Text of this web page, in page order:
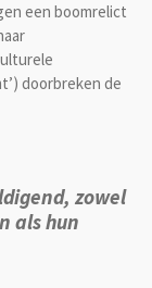
een boomrelict
doorbreken de
zowel
als hun